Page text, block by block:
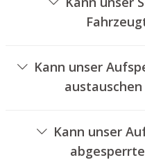
Wartezeit hängt von der
unserer Filiale und den
Kann unser Aufsperrservice auch Schlösser
Türschlössern an.
Kann unser Aufsperrservice auch bei